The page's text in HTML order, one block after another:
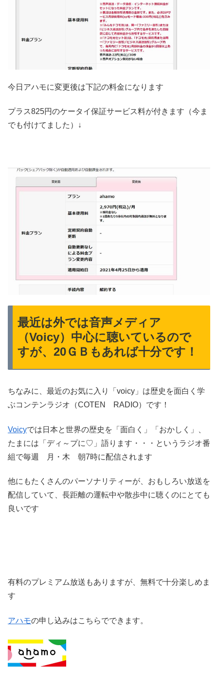
今日アハモに変更後は下記の料金になります
プラス825円のケータイ保証サービス料が付きます（今ま
でも付けてました）↓
最近は外では音声メディア
（Voicy）中心に聴いているので
すが、20ＧＢもあれば十分です！
ちなみに、最近のお気に入り「voicy」は歴史を面白く学
ぶコンテンラジオ（COTEN RADIO）です！
Voicyでは日本と世界の歴史を「面白く」「おかしく」、
たまには「ディ～プに♡」語ります・・・というラジオ番
組で毎週 月・木 朝7時に配信されます
他にもたくさんのパーソナリティーが、おもしろい放送を
配信していて、長距離の運転中や散歩中に聴くのにとても
良いです
有料のプレミアム放送もありますが、無料で十分楽しめま
す
アハモの申し込みはこちらでできます。